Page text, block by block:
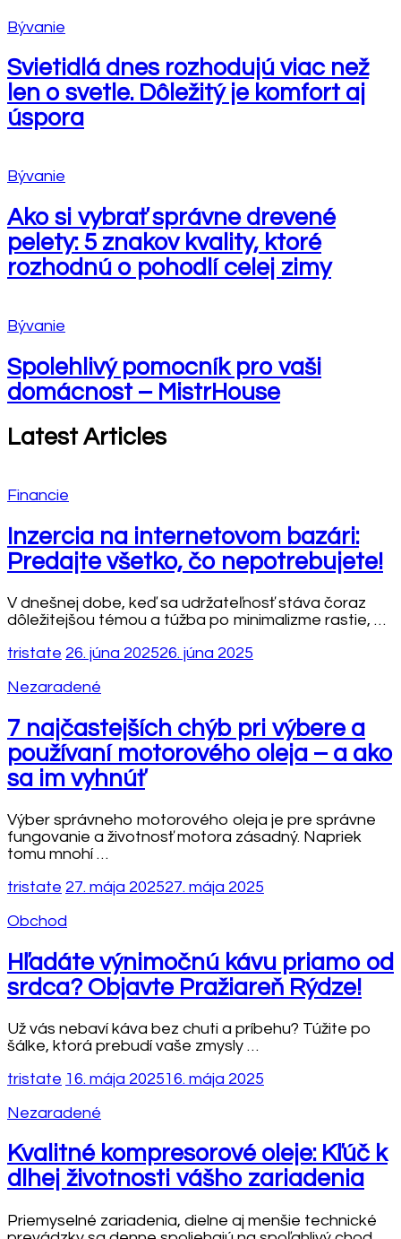
Bývanie
Svietidlá dnes rozhodujú viac než
len o svetle. Dôležitý je komfort aj
úspora
Bývanie
Ako si vybrať správne drevené
pelety: 5 znakov kvality, ktoré
rozhodnú o pohodlí celej zimy
Bývanie
Spolehlivý pomocník pro vaši
domácnost – MistrHouse
Latest Articles
Financie
Inzercia na internetovom bazári:
Predajte všetko, čo nepotrebujete!
V dnešnej dobe, keď sa udržateľnosť stáva čoraz
dôležitejšou témou a túžba po minimalizme rastie, …
tristate 26. júna 202526. júna 2025
Nezaradené
7 najčastejších chýb pri výbere a
používaní motorového oleja – a ako
sa im vyhnúť
Výber správneho motorového oleja je pre správne
fungovanie a životnosť motora zásadný. Napriek
tomu mnohí …
tristate 27. mája 202527. mája 2025
Obchod
Hľadáte výnimočnú kávu priamo od
srdca? Objavte Pražiareň Rýdze!
Už vás nebaví káva bez chuti a príbehu? Túžite po
šálke, ktorá prebudí vaše zmysly …
tristate 16. mája 202516. mája 2025
Nezaradené
Kvalitné kompresorové oleje: Kľúč k
dlhej životnosti vášho zariadenia
Priemyselné zariadenia, dielne aj menšie technické